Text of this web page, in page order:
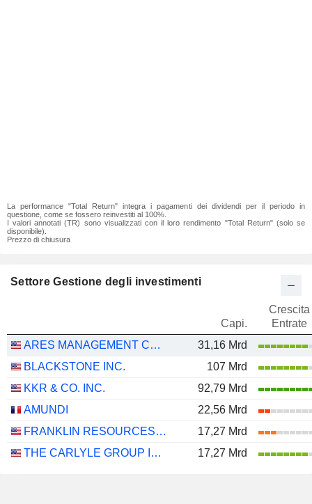
La performance "Total Return" integra i pagamenti dei dividendi per il periodo in
questione, come se fossero reinvestiti al 100%.
I valori annotati (TR) sono visualizzati con il loro rendimento "Total Return" (solo se
disponibile).
Prezzo di chiusura
Settore Gestione degli investimenti
Capi.
Crescita
Entrate
ARES MANAGEMENT CORPORATION
31,16 Mrd
BLACKSTONE INC.
107 Mrd
KKR & CO. INC.
92,79 Mrd
AMUNDI
22,56 Mrd
FRANKLIN RESOURCES, INC.
17,27 Mrd
THE CARLYLE GROUP INC.
17,27 Mrd